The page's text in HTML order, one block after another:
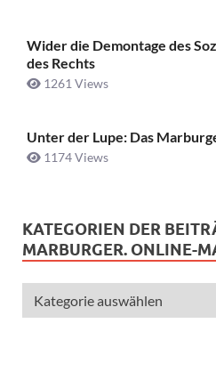
Wider die Demontage des
des Rechts
1261 Views
Unter der Lupe: Das
1174 Views
KATEGORIEN DER
MARBURGER. ONLINE-